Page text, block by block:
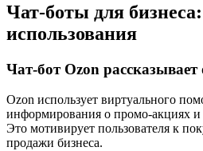
Чат-боты для
использования
Чат-бот Ozon рассказывает
Ozon использует виртуального
информирования о промо-акциях и
Это мотивирует пользователя к
продажи бизнеса.